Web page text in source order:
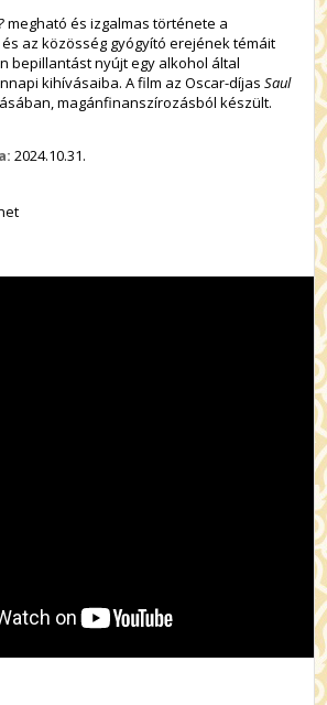
megható és izgalmas története a
az közösség gyógyító erejének témáit
bepillantást nyújt egy alkohol által
kihívásaiba. A film az Oscar-díjasSaul
magánfinanszírozásból készült.
2024.10.31.